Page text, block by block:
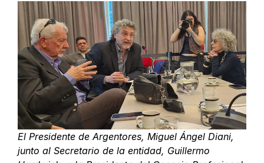
El Presidente de Argentores, Miguel Ángel Diani,
junto al Secretario de la entidad, Guillermo